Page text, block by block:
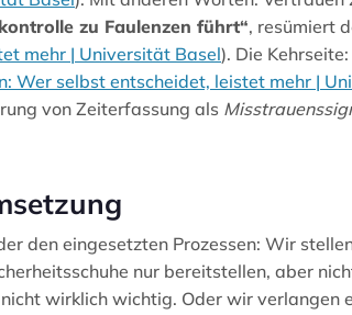
zu Faulenzen führt“, resümiert
mehr | Universität Basel). Die Kehrseite:
Wer selbst entscheidet, leistet mehr |
von Zeiterfassung als
den eingesetzten Prozessen: Wir
nur bereitstellen, aber
nicht wirklich wichtig. Oder wir